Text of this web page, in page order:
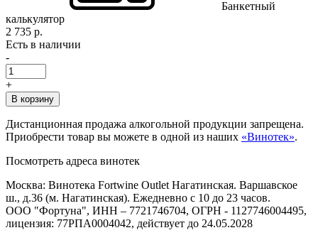
Банкетный
калькулятор
2 735 р.
Есть в наличии
-
+
В корзину
Дистанционная продажа алкогольной продукции запрещена.
Приобрести товар вы можете в одной из наших «Винотек».
Посмотреть адреса винотек
Москва: Винотека Fortwine Outlet Нагатинская. Варшавское
ш., д.36 (м. Нагатинская). Ежедневно с 10 до 23 часов.
ООО "Фортуна", ИНН – 7721746704, ОГРН - 1127746004495,
лицензия: 77РПА0004042, действует до 24.05.2028